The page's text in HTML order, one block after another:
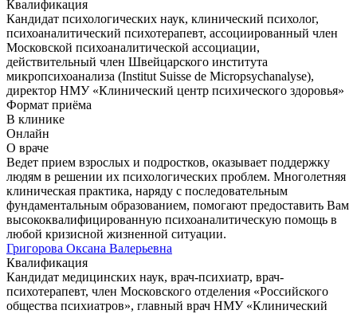
Квалификация
Кандидат психологических наук, клинический психолог,
психоаналитический психотерапевт, ассоциированный член
Московской психоаналитической ассоциации,
действительный член Швейцарского института
микропсихоанализа (Institut Suisse de Micropsychanalyse),
директор НМУ «Клинический центр психического здоровья»
Формат приёма
В клинике
Онлайн
О враче
Ведет прием взрослых и подростков, оказывает поддержку
людям в решении их психологических проблем. Многолетняя
клиническая практика, наряду с последовательным
фундаментальным образованием, помогают предоставить Вам
высококвалифицированную психоаналитическую помощь в
любой кризисной жизненной ситуации.
Григорова Оксана Валерьевна
Квалификация
Кандидат медицинских наук, врач-психиатр, врач-
психотерапевт, член Московского отделения «Российского
общества психиатров», главный врач НМУ «Клинический